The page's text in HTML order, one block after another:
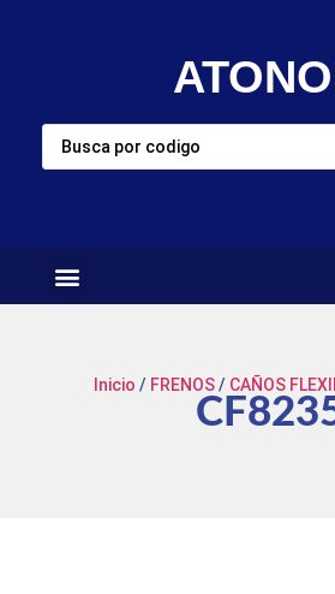
Inicio / FRENOS/ CAÑOS